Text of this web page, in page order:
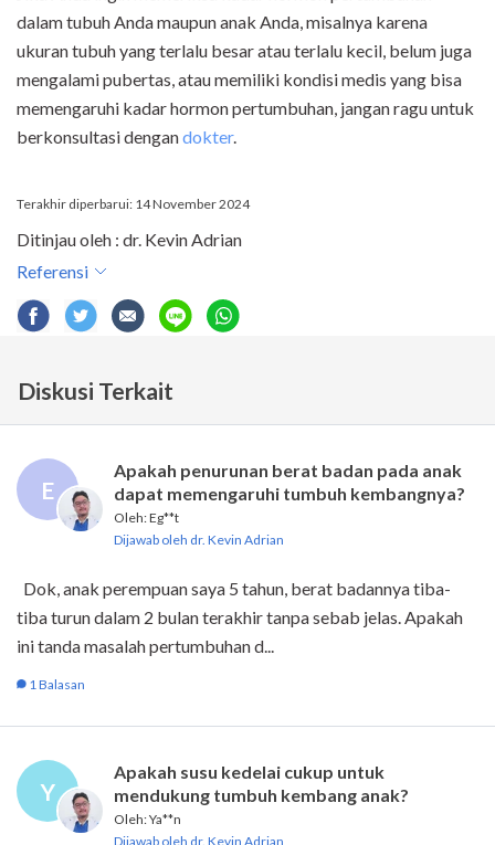
dalam tubuh Anda maupun anak Anda, misalnya karena
ukuran tubuh yang terlalu besar atau terlalu kecil, belum juga
mengalami pubertas, atau memiliki kondisi medis yang bisa
memengaruhi kadar hormon pertumbuhan, jangan ragu untuk
berkonsultasi dengandokter.
Terakhir diperbarui: 14 November 2024